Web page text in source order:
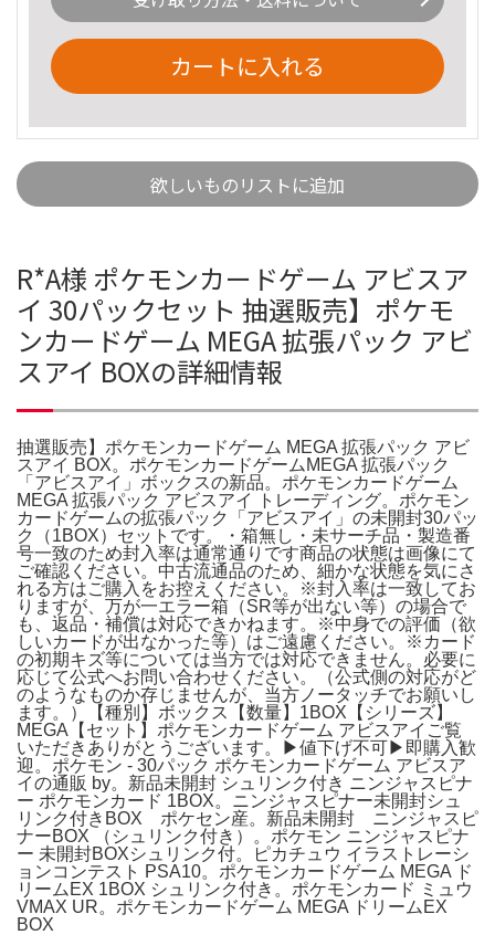
カートに入れる
欲しいものリストに追加
R*A様 ポケモンカードゲーム アビスア
イ 30パックセット 抽選販売】ポケモ
ンカードゲーム MEGA 拡張パック アビ
スアイ BOXの詳細情報
抽選販売】ポケモンカードゲーム MEGA 拡張パック アビ
スアイ BOX。ポケモンカードゲームMEGA 拡張パック
「アビスアイ」ボックスの新品。ポケモンカードゲーム
MEGA 拡張パック アビスアイ トレーディング。ポケモン
カードゲームの拡張パック「アビスアイ」の未開封30パッ
ク（1BOX）セットです。・箱無し・未サーチ品・製造番
号一致のため封入率は通常通りです商品の状態は画像にて
ご確認ください。中古流通品のため、細かな状態を気にさ
れる方はご購入をお控えください。※封入率は一致してお
りますが、万が一エラー箱（SR等が出ない等）の場合で
も、返品・補償は対応できかねます。※中身での評価（欲
しいカードが出なかった等）はご遠慮ください。※カード
の初期キズ等については当方では対応できません。必要に
応じて公式へお問い合わせください。（公式側の対応がど
のようなものか存じませんが、当方ノータッチでお願いし
ます。）【種別】ボックス【数量】1BOX【シリーズ】
MEGA【セット】ポケモンカードゲーム アビスアイご覧
いただきありがとうございます。▶︎値下げ不可▶︎即購入歓
迎。ポケモン - 30パック ポケモンカードゲーム アビスア
イの通販 by。新品未開封 シュリンク付き ニンジャスピナ
ー ポケモンカード 1BOX。ニンジャスピナー未開封シュ
リンク付きBOX ポケセン産。新品未開封 ニンジャスピ
ナーBOX （シュリンク付き）。ポケモン ニンジャスピナ
ー 未開封BOXシュリンク付。ピカチュウ イラストレーシ
ョンコンテスト PSA10。ポケモンカードゲーム MEGA ド
リームEX 1BOX シュリンク付き。ポケモンカード ミュウ
VMAX UR。ポケモンカードゲーム MEGA ドリームEX
BOX